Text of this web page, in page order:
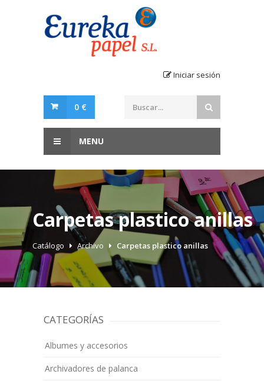
Iniciar sesión
0 €
MENU
Carpetas plastico anillas
Catálogo Archivo Carpetas plastico anillas
CATEGORÍAS
Albumes y accesorios
Archivadores de palanca